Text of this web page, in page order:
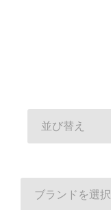
並び替え
ブランドを選択